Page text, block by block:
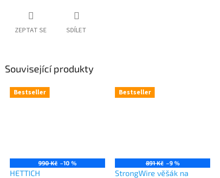
ZEPTAT SE SDÍLET
Související produkty
Bestseller
990 Kč –10 %
HETTICH
Bestseller
891 Kč –9 %
StrongWire věšák na